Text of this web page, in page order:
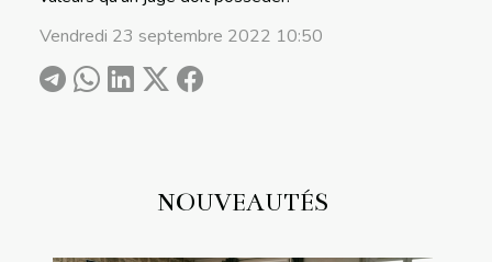
NOUVEAUTÉS
Vendredi 23 septembre 2022 10:50